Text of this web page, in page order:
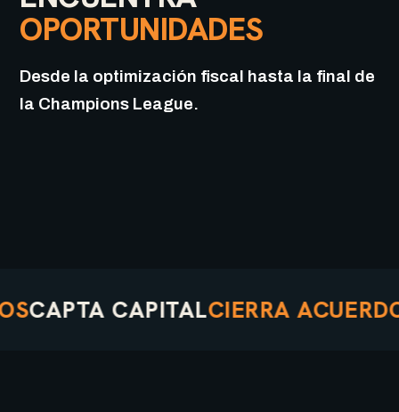
OPORTUNIDADES
Desde la optimización fiscal hasta la final de
la Champions League.
CAPITALCIERRA ACUERDOS